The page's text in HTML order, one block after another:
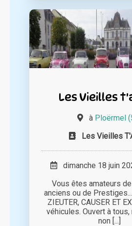
Les Vieilles
à Ploërmel
Les Vieilles
dimanche 18 juin
Vous êtes amateurs
anciens ou de
ZIEUTER, CAUSER ET
véhicules. Ouvert à
non [...]